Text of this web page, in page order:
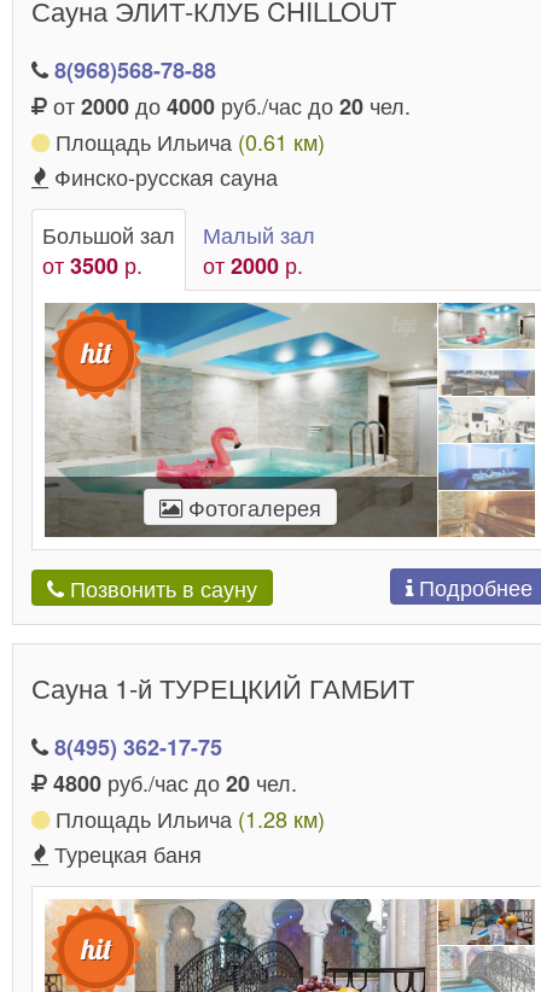
Новогиреево дарят своим гостям положительное
дней в неделю.
Отдых в саунах из нашего каталога заключается не
только в посещении прекрасных парилок,
выполненных по высшим стандартам, но так же в
дополнительных услугах и развлечениях, таких как
бассейны, массаж, ароматерапия,
многое другое, чтобы ваш отдых был еще
насыщеннее.
Подарите своим близким
отдых в саунах у метро Новогиреево и они не
останутся равнодушными.
Сауна ЭЛИТ-КЛУБ CHILLOUT
8(968)568-78-88
от2000до4000 руб./час до20 чел.
Площадь Ильича (0.61 км)
Финско-русская сауна
Большой зал
от3500 р.
Малый зал
от2000 р.
Фотогалерея
Позвонить в сауну Подробнее
Сауна 1-й ТУРЕЦКИЙ ГАМБИТ
8(495) 362-17-75
4800 руб./час до20 чел.
Площадь Ильича (1.28 км)
Турецкая баня